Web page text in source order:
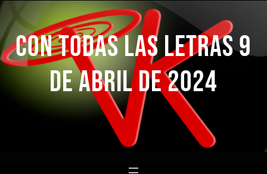
CON TODAS LAS LETRAS 9
DE ABRIL DE 2024